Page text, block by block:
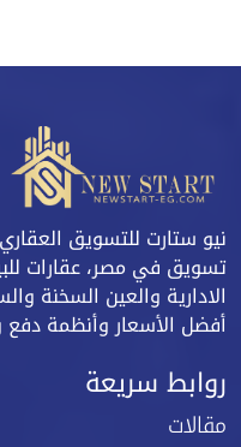
نيو ستارت للتسويق
تسويق في مصر، عقارات
الادارية والعين السخنة
أفضل الأسعار وأنظمة
روابط سريعة
مقالات